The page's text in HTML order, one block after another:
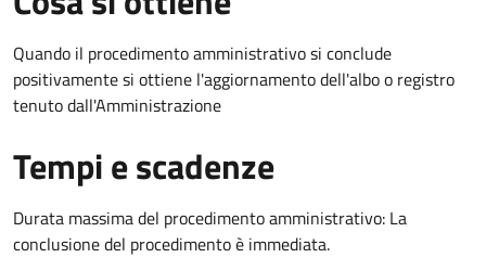
Quando il procedimento amministrativo si conclude
positivamente si ottiene l'aggiornamento dell'albo o registro
tenuto dall'Amministrazione
Tempi e scadenze
Durata massima del procedimento amministrativo: La
conclusione del procedimento è immediata.